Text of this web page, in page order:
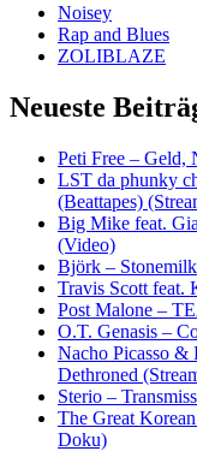
Noisey
Rap and Blues
ZOLIBLAZE
Neueste
Peti Free – Geld,
LST da phunky
(Beattapes)
Big Mike feat.
(Video)
Björk –
Travis Scott feat.
Post Malone –
O.T. Genasis –
Nacho Picasso
Dethroned
Sterio –
The Great
Doku)